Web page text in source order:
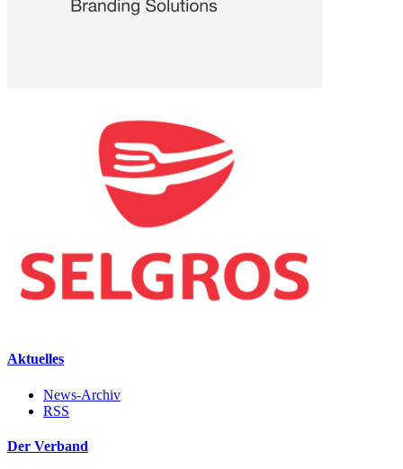
Aktuelles
News-Archiv
RSS
Der Verband